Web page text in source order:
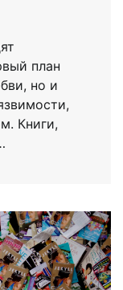
план
но и
Книги,